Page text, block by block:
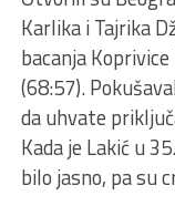
Karlika i Tajrika
bacanja
(68:57).
da uhvate
Kada je Lakić u
bilo jasno, pa su